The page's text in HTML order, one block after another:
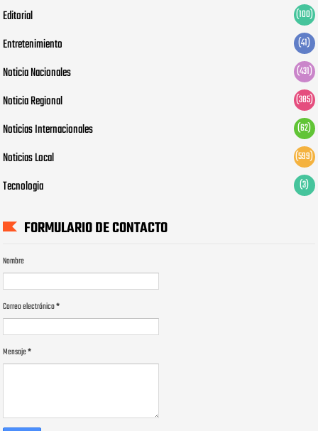
Editorial (100)
Entretenimiento (41)
Noticia Nacionales (431)
Noticia Regional (385)
Noticias Internacionales (62)
Noticias Local (599)
Tecnologia (3)
FORMULARIO DE CONTACTO
Nombre
Correo electrónico*
Mensaje*